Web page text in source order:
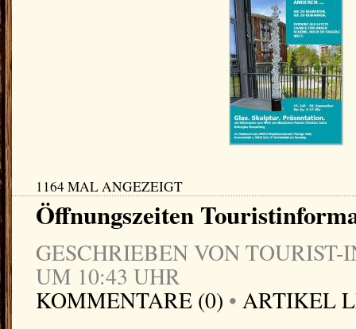
1164 MAL ANGEZEIGT
Öffnungszeiten
GESCHRIEBEN VON TOURIST-
UM 10:43 UHR
KOMMENTARE (0) • ARTIKEL